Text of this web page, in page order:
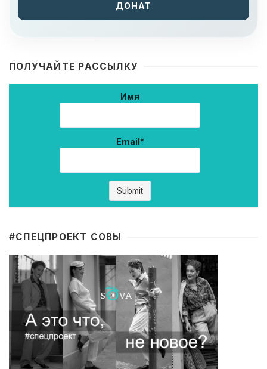
ДОНАТ
ПОЛУЧАЙТЕ РАССЫЛКУ
Имя
Email*
#CПЕЦПРОЕКТ СОВЫ